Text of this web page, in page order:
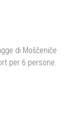
di Moščeniče
per 6 persone.